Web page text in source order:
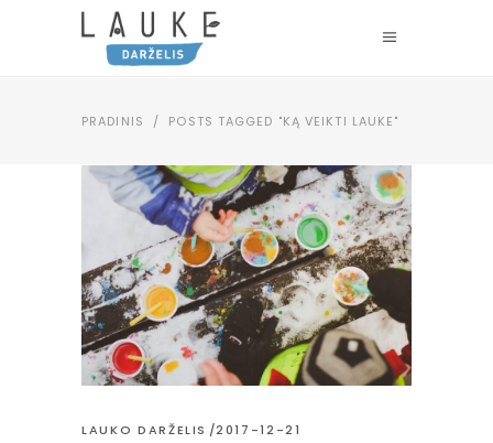
PRADINIS / POSTS TAGGED "KĄ VEIKTI LAUKE"
LAUKO DARŽELIS 2017-12-21